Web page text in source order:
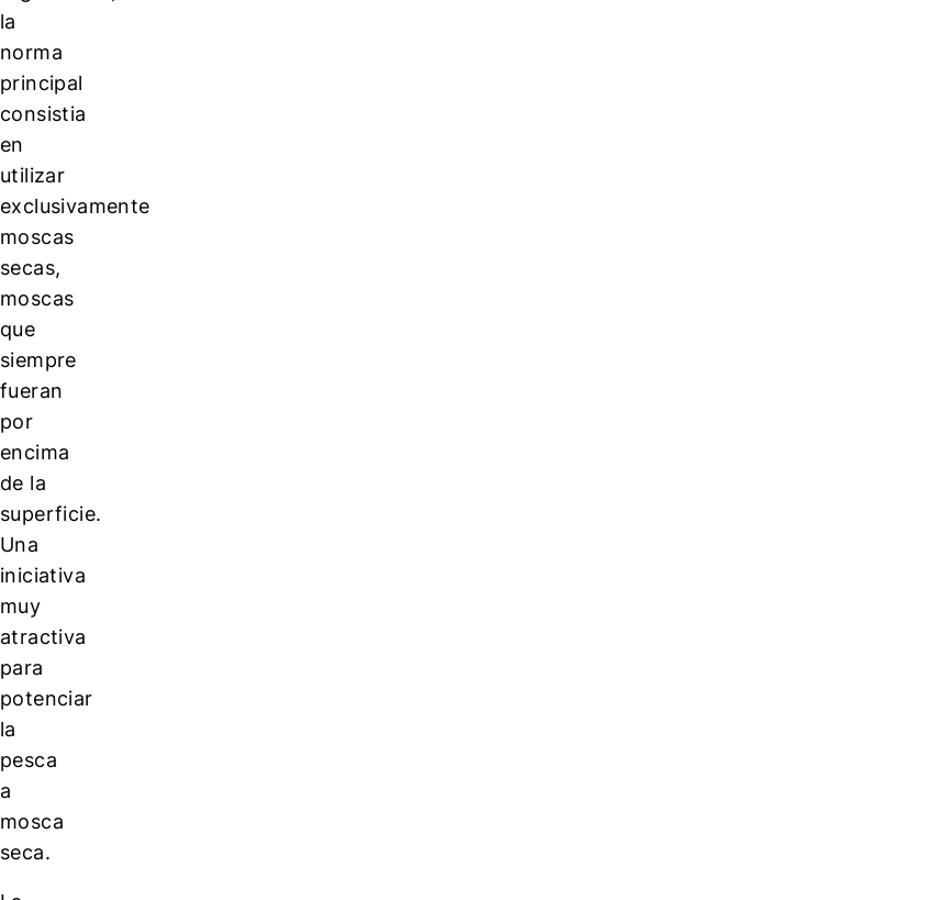
la
norma
principal
consistia
en
utilizar
exclusivamente
moscas
secas,
moscas
que
siempre
fueran
por
encima
de la
superficie.
Una
iniciativa
muy
atractiva
para
potenciar
la
pesca
a
mosca
seca.